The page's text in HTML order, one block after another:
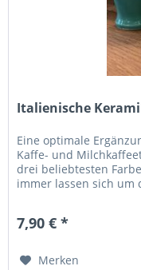
Italienische
Eine optimale
Kaffe- und
drei beliebtesten
immer lassen sich um
7,90 € *
Merken